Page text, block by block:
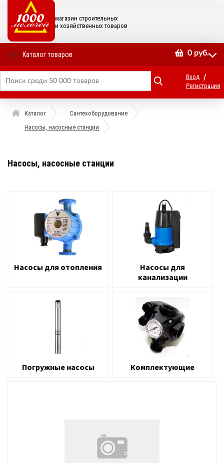
магазин строительных
и хозяйственных товаров
Каталог товаров 0 руб.
Вход /
Регистрация
Каталог
Сантехоборудование
Насосы, насосные станции
Насосы, насосные станции
Насосы для отопления
Насосы для
канализации
Погружные насосы Комплектующие